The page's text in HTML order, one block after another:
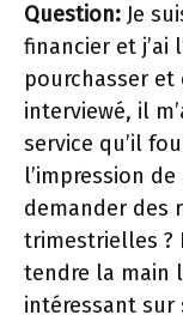
Question: Je
financier et j’ai
pourchasser et
interviewé, il
service qu’il
l’impression
demander des
trimestrielles ?
tendre la main
intéressant sur